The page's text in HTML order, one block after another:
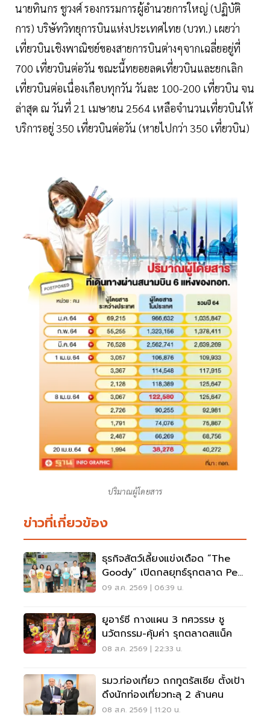
นายทินกร ชูวงศ์ รองกรรมการผู้อำนวยการใหญ่ (ปฏิบัติ
การ) บริษัทวิทยุการบินแห่งประเทศไทย (บวท.) เผยว่า
เที่ยวบินเชิงพาณิชย์ของสายการบินต่างๆจากเฉลี่ยอยู่ที่
700 เที่ยวบินต่อวัน ขณะนี้ทยอยลดเที่ยวบินและยกเลิก
เที่ยวบินต่อเนื่องเกือบทุกวัน วันละ 100-200 เที่ยวบิน จน
ล่าสุด ณ วันที่ 21 เมษายน 2564 เหลือจำนวนเที่ยวบินให้
บริการอยู่ 350 เที่ยวบินต่อวัน (หายไปกว่า 350 เที่ยวบิน)
ปริมาณผู้โดยสาร
ข่าวที่เกี่ยวข้อง
ธุรกิจสัตว์เลี้ยงแข่งเดือด “The
Goody” เปิดกลยุทธ์รุกตลาด Pet
Humanization
09 ส.ค. 2569 | 06:39 น.
ยูอาร์ซี กางแผน 3 ทศวรรษ ชู
นวัตกรรม-คุ้มค่า รุกตลาดสแน็ค
08 ส.ค. 2569 | 22:33 น.
รมว.ท่องเที่ยว ถกทูตรัสเซีย ตั้งเป้า
ดึงนักท่องเที่ยวทะลุ 2 ล้านคน
08 ส.ค. 2569 | 11:20 น.